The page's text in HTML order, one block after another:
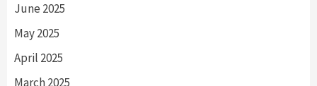
June 2025
May 2025
April 2025
March 2025